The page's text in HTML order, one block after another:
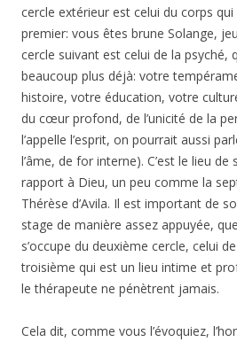
cercle extérieur est celui du corps qui
premier: vous êtes brune Solange,
cercle suivant est celui de la psyché,
beaucoup plus déjà: votre
histoire, votre éducation, votre
du cœur profond, de l’unicité de la
l’appelle l’esprit, on pourrait aussi
l’âme, de for interne). C’est le lieu
rapport à Dieu, un peu comme la
Thérèse d’Avila. Il est important de
stage de manière assez appuyée,
s’occupe du deuxième cercle, celui
troisième qui est un lieu intime et
le thérapeute ne pénètrent jamais.
Cela dit, comme vous l’évoquiez,